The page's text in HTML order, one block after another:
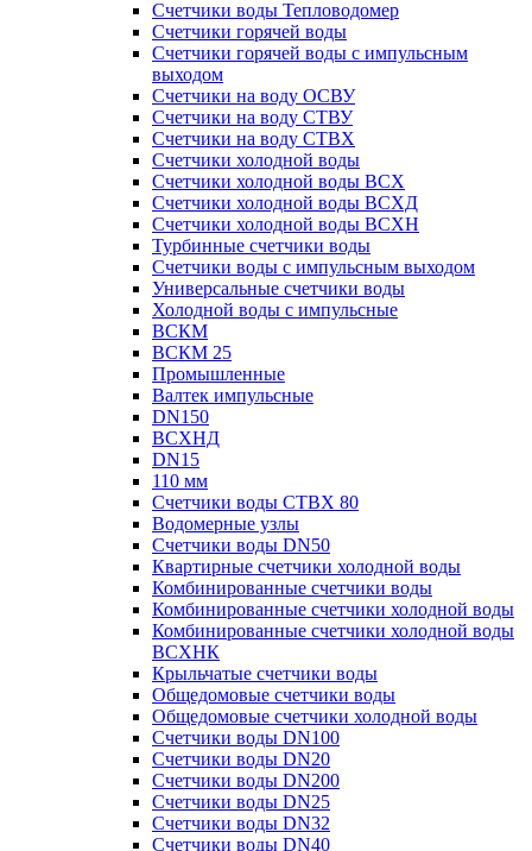
Счетчики воды Тепловодомер
Счетчики горячей воды
Счетчики горячей воды с импульсным
выходом
Счетчики на воду ОСВУ
Счетчики на воду СТВУ
Счетчики на воду СТВХ
Счетчики холодной воды
Счетчики холодной воды ВСХ
Счетчики холодной воды ВСХД
Счетчики холодной воды ВСХН
Турбинные счетчики воды
Счетчики воды с импульсным выходом
Универсальные счетчики воды
Холодной воды с импульсные
ВСКМ
ВСКМ 25
Промышленные
Валтек импульсные
DN150
ВСХНД
DN15
110 мм
Счетчики воды СТВХ 80
Водомерные узлы
Счетчики воды DN50
Квартирные счетчики холодной воды
Комбинированные счетчики воды
Комбинированные счетчики холодной воды
Комбинированные счетчики холодной воды
ВСХНК
Крыльчатые счетчики воды
Общедомовые счетчики воды
Общедомовые счетчики холодной воды
Счетчики воды DN100
Счетчики воды DN20
Счетчики воды DN200
Счетчики воды DN25
Счетчики воды DN32
Счетчики воды DN40